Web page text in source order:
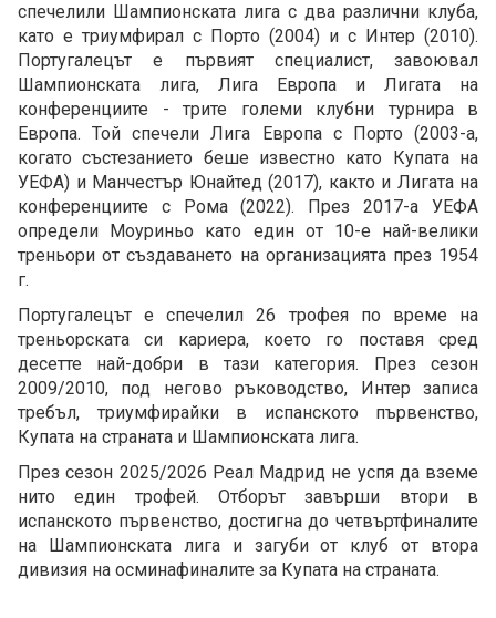
спечелили Шампионската лига с два различни клуба,
като е триумфирал с Порто (2004) и с Интер (2010).
Португалецът е първият специалист, завоювал
Шампионската лига, Лига Европа и Лигата на
конференциите - трите големи клубни турнира в
Европа. Той спечели Лига Европа с Порто (2003-а,
когато състезанието беше известно като Купата на
УЕФА) и Манчестър Юнайтед (2017), както и Лигата на
конференциите с Рома (2022). През 2017-а УЕФА
определи Моуриньо като един от 10-е най-велики
треньори от създаването на организацията през 1954
г.
Португалецът е спечелил 26 трофея по време на
треньорската си кариера, което го поставя сред
десетте най-добри в тази категория. През сезон
2009/2010, под негово ръководство, Интер записа
требъл, триумфирайки в испанското първенство,
Купата на страната и Шампионската лига.
През сезон 2025/2026 Реал Мадрид не успя да вземе
нито един трофей. Отборът завърши втори в
испанското първенство, достигна до четвъртфиналите
на Шампионската лига и загуби от клуб от втора
дивизия на осминафиналите за Купата на страната.